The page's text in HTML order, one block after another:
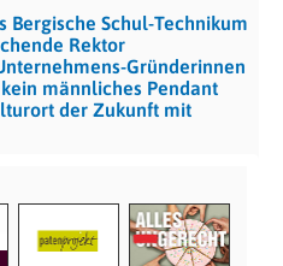
Bergische Schul-Technikum
Rektor
Gründerinnen
männliches Pendant
der Zukunft mit